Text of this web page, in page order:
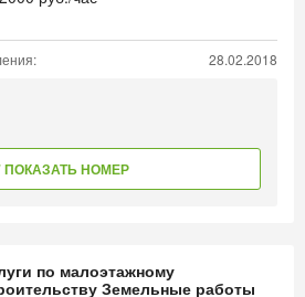
28.02.2018
ПОКАЗАТЬ НОМЕР
по малоэтажному
Земельные работы